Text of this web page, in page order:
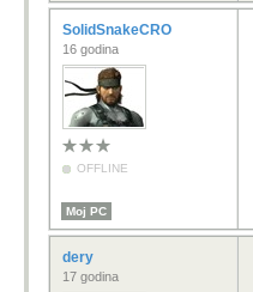
SolidSnakeCRO
16 godina
OFFLINE
Moj PC
dery
17 godina